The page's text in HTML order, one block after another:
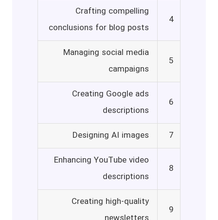
4
Crafting compelling
conclusions for blog posts
5
Managing social media
campaigns
6
Creating Google ads
descriptions
7
Designing AI images
8
Enhancing YouTube video
descriptions
9
Creating high-quality